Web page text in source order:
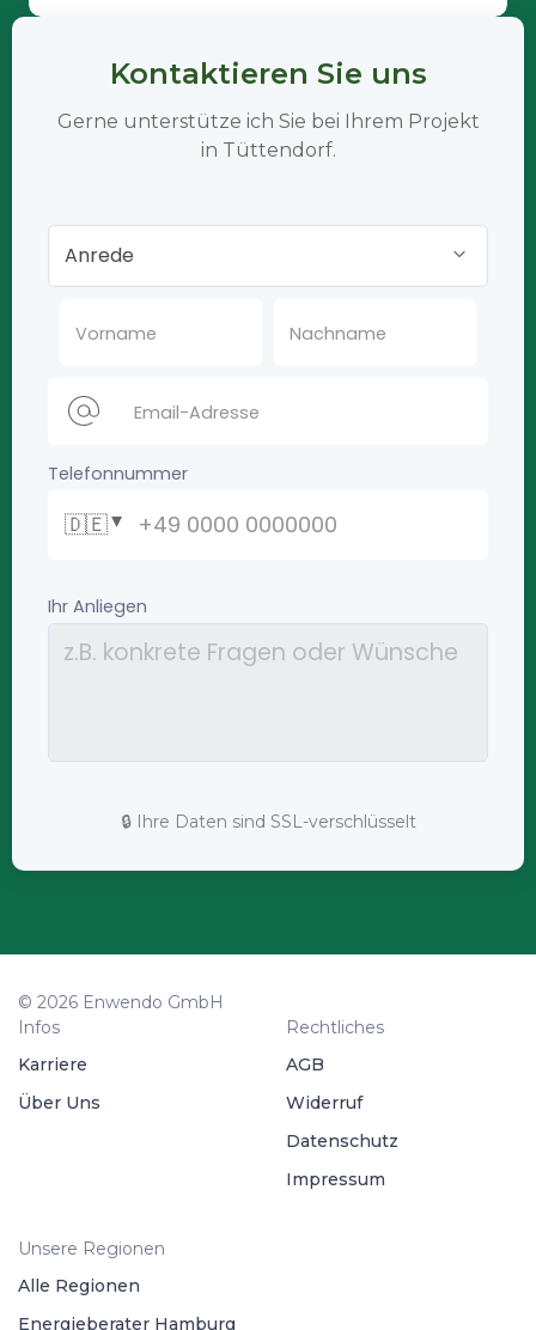
Kontaktieren Sie uns
Gerne unterstütze ich Sie bei Ihrem Projekt
in Tüttendorf.
🔒 Ihre Daten sind SSL-verschlüsselt
© 2026 Enwendo GmbH
Infos
Karriere
Über Uns
Rechtliches
AGB
Widerruf
Datenschutz
Impressum
Unsere Regionen
Alle Regionen
Energieberater Hamburg